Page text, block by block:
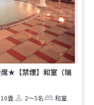
★【禁煙】和室（瑞
10畳 2～5名
和室